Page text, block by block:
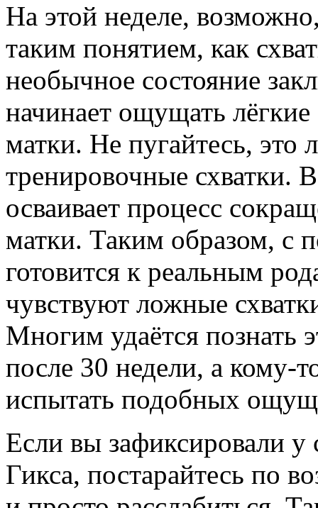
На этой неделе,
таким понятием, как
необычное состояние
начинает ощущать
матки. Не пугайтесь,
тренировочные схватки.
осваивает процесс
матки. Таким образом, с
готовится к реальным
чувствуют ложные
Многим удаётся познать
после 30 недели, а кому-
испытать подобных
Если вы зафиксировали у
Гикса, постарайтесь по